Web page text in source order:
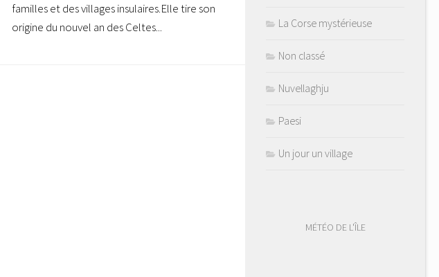
familles et des villages insulaires.Elle tire son
origine du nouvel an des Celtes...
La Corse mystérieuse
Non classé
Nuvellaghju
Paesi
Un jour un village
MÉTÉO DE L'ÎLE